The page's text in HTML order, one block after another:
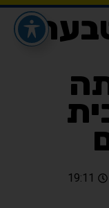
בת 3 טבעה
19:11